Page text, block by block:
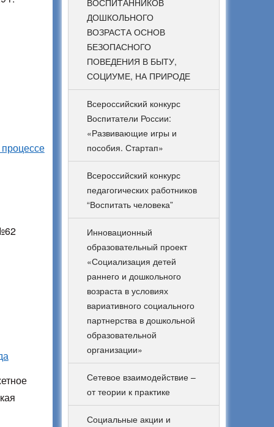
ВОСПИТАННИКОВ
ДОШКОЛЬНОГО
ВОЗРАСТА ОСНОВ
БЕЗОПАСНОГО
ПОВЕДЕНИЯ В БЫТУ,
СОЦИУМЕ, НА ПРИРОДЕ
Всероссийский конкурс
Воспитатели России:
«Развивающие игры и
пособия. Стартап»
Всероссийский конкурс
педагогических работников
“Воспитать человека”
Инновационный
образовательный проект
«Социализация детей
раннего и дошкольного
возраста в условиях
вариативного социального
партнерства в дошкольной
образовательной
организации»
Сетевое взаимодействие –
от теории к практике
Социальные акции и